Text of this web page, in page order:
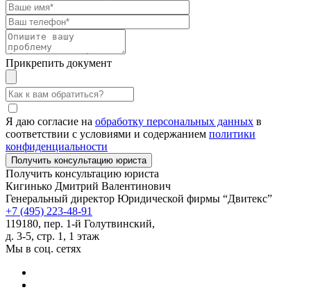
Прикрепить документ
Я даю согласие на обработку персональных данных в
соответствии с условиями и содержанием политики
конфиденциальности
Получить консультацию юриста
Кигинько Дмитрий Валентинович
Генеральный директор Юридической фирмы “Двитекс”
+7 (495) 223-48-91
119180, пер. 1-й Голутвинский,
д. 3-5, стр. 1, 1 этаж
Мы в соц. сетях